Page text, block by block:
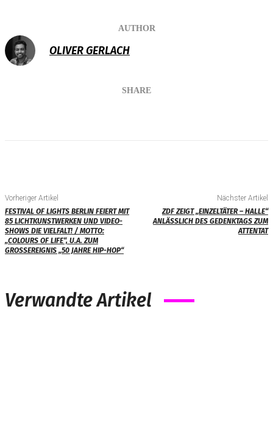
AUTHOR
OLIVER GERLACH
SHARE
Vorheriger Artikel
FESTIVAL OF LIGHTS BERLIN FEIERT MIT
85 LICHTKUNSTWERKEN UND VIDEO-
SHOWS DIE VIELFALT! / MOTTO:
„COLOURS OF LIFE“, U.A. ZUM
GROSSEREIGNIS „50 JAHRE HIP-HOP“
Nächster Artikel
ZDF ZEIGT „EINZELTÄTER – HALLE“
ANLÄSSLICH DES GEDENKTAGS ZUM
ATTENTAT
Verwandte Artikel